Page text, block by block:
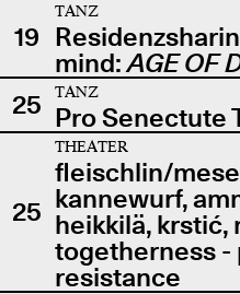
19
TANZ
mind:AGE OF
25
TANZ
Pro Senectute
25
THEATER
fleischlin/
kannewurf,
heikkilä, krstić,
togetherness -
resistance